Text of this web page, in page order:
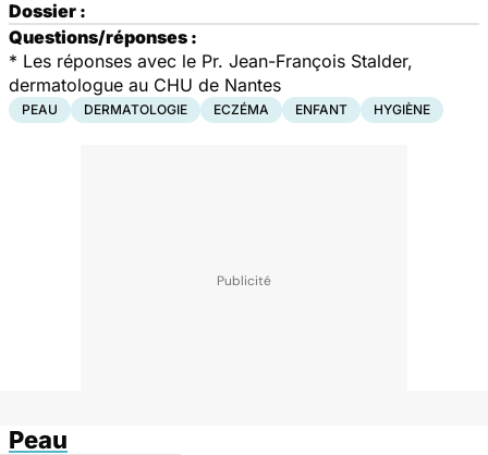
Dossier :
Questions/réponses :
* Les réponses avec le Pr. Jean-François Stalder,
dermatologue au CHU de Nantes
PEAU DERMATOLOGIE ECZÉMA ENFANT HYGIÈNE
Peau